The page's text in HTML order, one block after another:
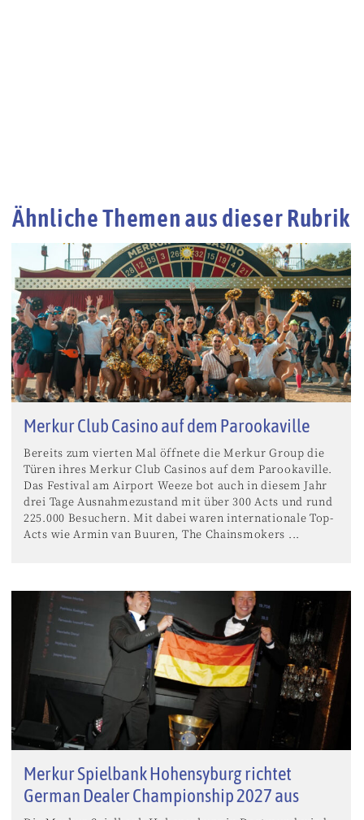
Ähnliche Themen aus dieser Rubrik
Merkur Club Casino auf dem Parookaville
Bereits zum vierten Mal öffnete die Merkur Group die
Türen ihres Merkur Club Casinos auf dem Parookaville.
Das Festival am Airport Weeze bot auch in diesem Jahr
drei Tage Ausnahmezustand mit über 300 Acts und rund
225.000 Besuchern. Mit dabei waren internationale Top-
Acts wie Armin van Buuren, The Chainsmokers ...
Merkur Spielbank Hohensyburg richtet
German Dealer Championship 2027 aus